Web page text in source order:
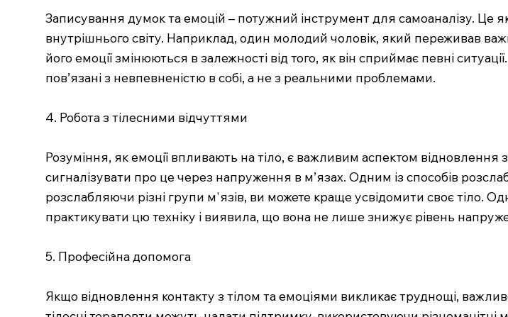
Записування думок та емоцій – потужний інструмент для самоаналізу. Це
внутрішнього світу. Наприклад, один молодий чоловік, який переживав
його емоції змінюються в залежності від того, як він сприймає певні
пов’язані з невпевненістю в собі, а не з реальними проблемами.
4. Робота з тілесними відчуттями
Розуміння, як емоції впливають на тіло, є важливим аспектом відновлення
сигналізувати про це через напруження в м’язах. Одним із способів
розслабляючи різні групи м'язів, ви можете краще усвідомити своє тіло.
практикувати цю техніку і виявила, що вона не лише знижує рівень
5. Професійна допомога
Якщо відновлення контакту з тілом та емоціями викликає труднощі,